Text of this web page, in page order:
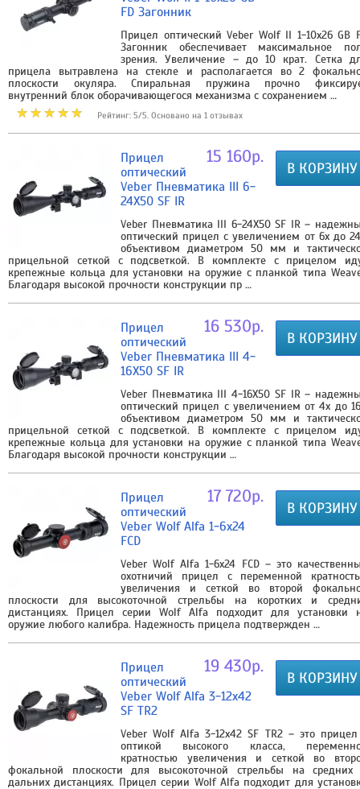
FD Загонник
Прицел оптический Veber Wolf II 1-10х26 GB
Загонник обеспечивает максимальное
зрения. Увеличение – до 10 крат. Сетка
прицела вытравлена на стекле и располагается во 2
плоскости окуляра. Спиральная пружина прочно
внутренний блок оборачивающегося механизма с сохранением …
Рейтинг: 5/5. Основано на 1 отзывах
В КОРЗИНУ
15 160р.
Прицел
оптический
Veber Пневматика III 6-
24X50 SF IR
Veber Пневматика III 6-24X50 SF IR –
оптический прицел c увеличением от 6х до
объективом диаметром 50 мм и
прицельной сеткой с подсветкой. В комплекте с прицелом
крепежные кольца для установки на оружие с планкой типа
Благодаря высокой прочности конструкции пр …
В КОРЗИНУ
16 530р.
Прицел
оптический
Veber Пневматика III 4-
16X50 SF IR
Veber Пневматика III 4-16X50 SF IR –
оптический прицел c увеличением от 4х до
объективом диаметром 50 мм и
прицельной сеткой с подсветкой. В комплекте с прицелом
крепежные кольца для установки на оружие с планкой типа
Благодаря высокой прочности конструкции …
В КОРЗИНУ
17 720р.
Прицел
оптический
Veber Wolf Alfa 1-6x24
FCD
Veber Wolf Alfa 1-6x24 FCD – это
охотничий прицел с переменной
увеличения и сеткой во второй
плоскости для высокоточной стрельбы на коротких и
дистанциях. Прицел серии Wolf Alfa подходит для установки
оружие любого калибра. Надежность прицела подтвержден …
В КОРЗИНУ
19 430р.
Прицел
оптический
Veber Wolf Alfa 3-12x42
SF TR2
Veber Wolf Alfa 3-12x42 SF TR2 – это
оптикой высокого класса,
кратностью увеличения и сеткой во
фокальной плоскости для высокоточной стрельбы на
дальних дистанциях. Прицел серии Wolf Alfa подходит для